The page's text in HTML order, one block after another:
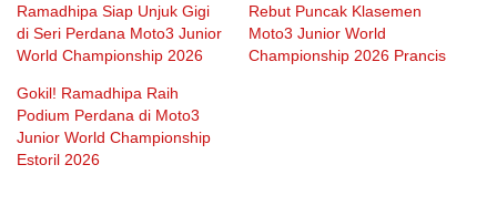
Ramadhipa Siap Unjuk Gigi
di Seri Perdana Moto3 Junior
World Championship 2026
Rebut Puncak Klasemen
Moto3 Junior World
Championship 2026 Prancis
Gokil! Ramadhipa Raih
Podium Perdana di Moto3
Junior World Championship
Estoril 2026